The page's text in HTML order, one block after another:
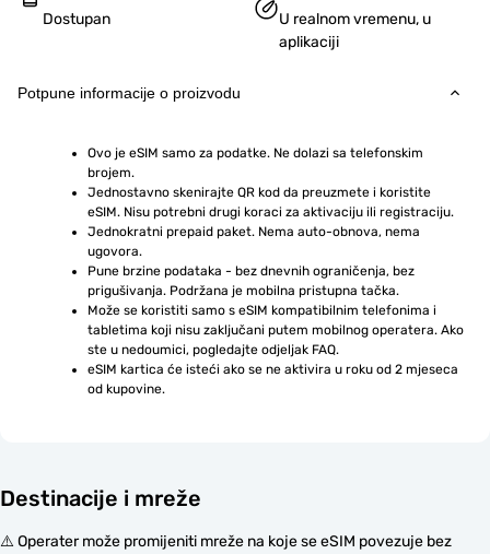
Dostupan
U realnom vremenu, u
aplikaciji
Potpune informacije o proizvodu
Ovo je eSIM samo za podatke. Ne dolazi sa telefonskim
brojem.
Jednostavno skenirajte QR kod da preuzmete i koristite
eSIM. Nisu potrebni drugi koraci za aktivaciju ili registraciju.
Jednokratni prepaid paket. Nema auto-obnova, nema
ugovora.
Pune brzine podataka - bez dnevnih ograničenja, bez
prigušivanja. Podržana je mobilna pristupna tačka.
Može se koristiti samo s eSIM kompatibilnim telefonima i
tabletima koji nisu zaključani putem mobilnog operatera. Ako
ste u nedoumici, pogledajte odjeljak FAQ.
eSIM kartica će isteći ako se ne aktivira u roku od 2 mjeseca
od kupovine.
Destinacije i mreže
⚠️ Operater može promijeniti mreže na koje se eSIM povezuje bez